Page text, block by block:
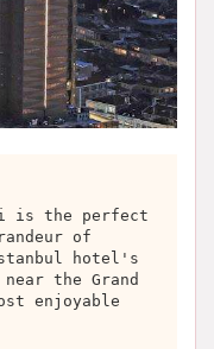
is the perfect
of
hotel's
the Grand
enjoyable